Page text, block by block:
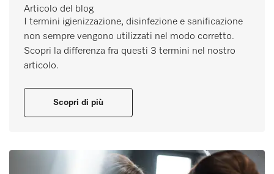
Articolo del blog
I termini igienizzazione, disinfezione e sanificazione
non sempre vengono utilizzati nel modo corretto.
Scopri la differenza fra questi 3 termini nel nostro
articolo.
Scopri di più